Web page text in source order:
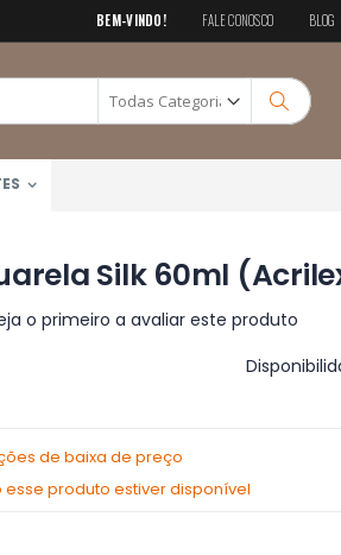
BEM-VINDO! FALE CONOSCO BLOG
Pesquisa
Silk 60ml
o primeiro a avaliar este produto
de baixa de preço
esse produto estiver disponível